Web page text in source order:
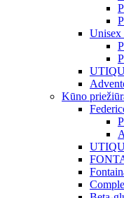
Unisex
Kūno